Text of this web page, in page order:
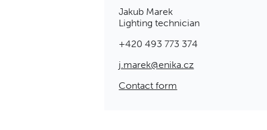
Jakub Marek
Lighting technician
+420 493 773 374
j.marek@enika.cz
Contact form